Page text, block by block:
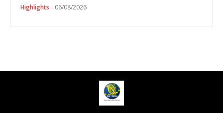
Highlights 06/08/2026